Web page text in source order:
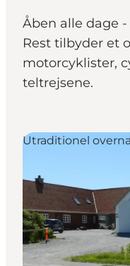
Oplevelser
Overnatning
Planlæg ferien
Åben alle dage
Rest tilbyder et
motorcyklister,
teltrejsene.
Utraditionel